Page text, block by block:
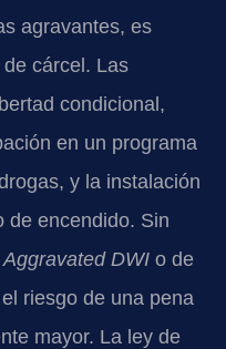
agravantes, es
cárcel. Las
condicional,
en un programa
y la instalación
de encendido. Sin
Aggravated DWI o de
riesgo de una pena
mayor. La ley de